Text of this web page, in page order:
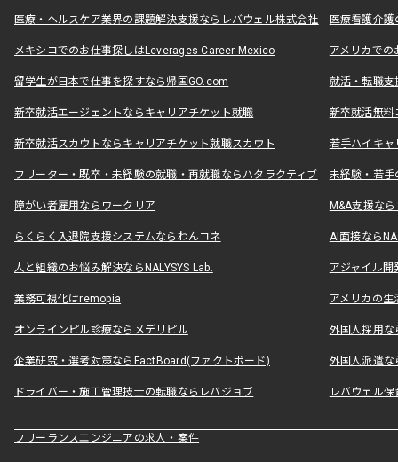
医療・ヘルスケア業界の課題解決支援ならレバウェル株式会社 医療看護介
メキシコでのお仕事探しはLeverages Career Mexico アメリカで
留学生が日本で仕事を探すなら帰国GO.com 就活・転職
新卒就活エージェントならキャリアチケット就職 新卒就活無料
新卒就活スカウトならキャリアチケット就職スカウト 若手ハイキ
フリーター・既卒・未経験の就職・再就職ならハタラクティブ 未経験・若手
障がい者雇用ならワークリア M&A支援な
らくらく入退院支援システムならわんコネ AI面接なら
人と組織のお悩み解決ならNALYSYS Lab. アジャイル
業務可視化はremopia アメリカの
オンラインピル診療ならメデリピル 外国人採用
企業研究・選考対策ならFactBoard(ファクトボード) 外国人派遣な
ドライバー・施工管理技士の転職ならレバジョブ レバウェル
フリーランスエンジニアの求人・案件